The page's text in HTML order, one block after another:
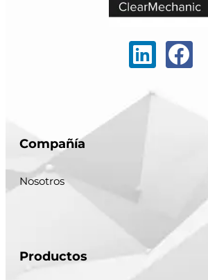
Compañía
Nosotros
Productos